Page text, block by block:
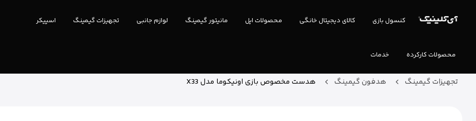
کنسول بازی کالای دیجیتال خانگی محصولات اپل مانیتور گیمینگ لوازم جانبی تجهیزات گیمینگ اسپیکر
محصولات کارکرده خدمات
تجهیزات گیمینگ هدفون گیمینگ هدست مخصوص بازی اونیکوما مدل X33